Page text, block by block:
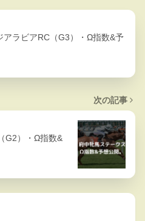
アラビアRC（G3）・Ω指数&予
次の記事
G2）・Ω指数&